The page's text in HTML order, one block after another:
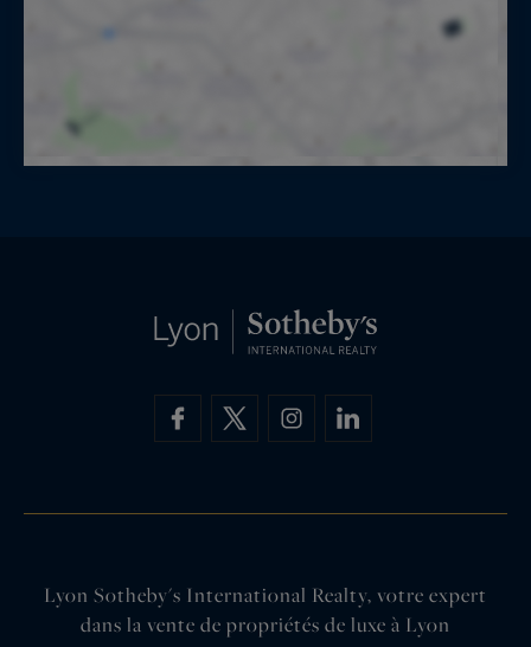
Lyon Sotheby's International Realty, votre expert
dans la vente de propriétés de luxe à Lyon